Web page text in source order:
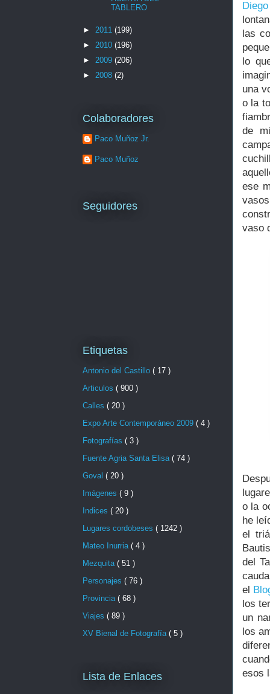
las
lo
una
o la
de
ese
vaso
o la
he
el
del
el
los
un
los
esos
TABLERO
► 2011 (199)
► 2010 (196)
► 2009 (206)
► 2008 (2)
Colaboradores
Paco Muñoz Jr.
Paco Muñoz
Seguidores
Etiquetas
Antonio del Castillo ( 17 )
Articulos ( 900 )
Calles ( 20 )
Expo Arte Contemporáneo 2009 ( 4 )
Fotografías ( 3 )
Fuente Agria Santa Elisa ( 74 )
Goval ( 20 )
Imágenes ( 9 )
Indices ( 20 )
Lugares cordobeses ( 1242 )
Mateo Inurria ( 4 )
Mezquita ( 51 )
Personajes ( 76 )
Provincia ( 68 )
Viajes ( 89 )
XV Bienal de Fotografía ( 5 )
Lista de Enlaces